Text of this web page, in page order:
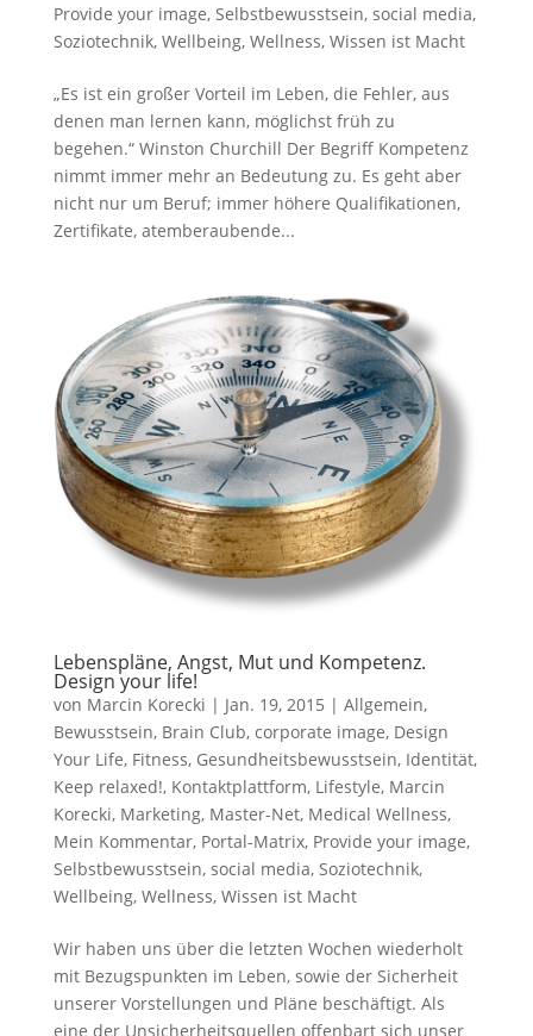
Provide your image, Selbstbewusstsein, social media,
Soziotechnik, Wellbeing, Wellness, Wissen ist Macht
„Es ist ein großer Vorteil im Leben, die Fehler, aus
denen man lernen kann, möglichst früh zu
begehen.“ Winston Churchill Der Begriff Kompetenz
nimmt immer mehr an Bedeutung zu. Es geht aber
nicht nur um Beruf; immer höhere Qualifikationen,
Zertifikate, atemberaubende...
Lebenspläne, Angst, Mut und Kompetenz.
Design your life!
von Marcin Korecki | Jan. 19, 2015 | Allgemein,
Bewusstsein, Brain Club, corporate image, Design
Your Life, Fitness, Gesundheitsbewusstsein, Identität,
Keep relaxed!, Kontaktplattform, Lifestyle, Marcin
Korecki, Marketing, Master-Net, Medical Wellness,
Mein Kommentar, Portal-Matrix, Provide your image,
Selbstbewusstsein, social media, Soziotechnik,
Wellbeing, Wellness, Wissen ist Macht
Wir haben uns über die letzten Wochen wiederholt
mit Bezugspunkten im Leben, sowie der Sicherheit
unserer Vorstellungen und Pläne beschäftigt. Als
eine der Unsicherheitsquellen offenbart sich unser